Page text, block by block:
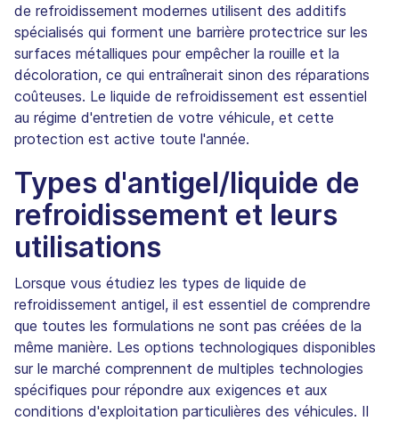
de refroidissement modernes utilisent des additifs
spécialisés qui forment une barrière protectrice sur les
surfaces métalliques pour empêcher la rouille et la
décoloration, ce qui entraînerait sinon des réparations
coûteuses. Le liquide de refroidissement est essentiel
au régime d'entretien de votre véhicule, et cette
protection est active toute l'année.
Types d'antigel/liquide de
refroidissement et leurs
utilisations
Lorsque vous étudiez les types de liquide de
refroidissement antigel, il est essentiel de comprendre
que toutes les formulations ne sont pas créées de la
même manière. Les options technologiques disponibles
sur le marché comprennent de multiples technologies
spécifiques pour répondre aux exigences et aux
conditions d'exploitation particulières des véhicules. Il